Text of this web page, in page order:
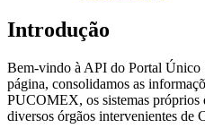
Introdução
Bem-vindo à API do Portal
página, consolidamos as
PUCOMEX, os sistemas próprios
diversos órgãos intervenientes de